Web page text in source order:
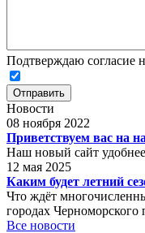
Подтверждаю согласие
Отправить
Новости
08 ноября 2022
Приветствуем вас на
Наш новый сайт
12 мая 2025
Каким будет летний
Что ждёт
городах Черноморского
Все новости